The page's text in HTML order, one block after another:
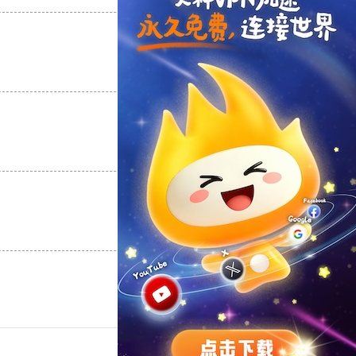
支持
反对 [0]
支持[0] 反对[0]